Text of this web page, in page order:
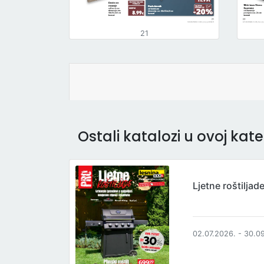
21
Ostali katalozi u ovoj
Ljetne
02.07.2026. -